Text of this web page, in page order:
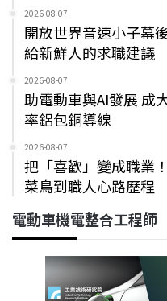
2026-08-07
開放世界音速小子幕
給新鮮人的求職建議
2026-08-07
助電動車與AI發展 成
率鋁包銅導線
2026-08-07
把「喜歡」變成職業
菜鳥到職人心路歷程
電動車機電整合工程師